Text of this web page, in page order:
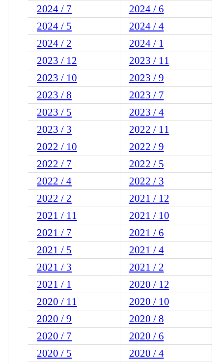
2024 / 7
2024 / 6
2024 / 5
2024 / 4
2024 / 2
2024 / 1
2023 / 12
2023 / 11
2023 / 10
2023 / 9
2023 / 8
2023 / 7
2023 / 5
2023 / 4
2023 / 3
2022 / 11
2022 / 10
2022 / 9
2022 / 7
2022 / 5
2022 / 4
2022 / 3
2022 / 2
2021 / 12
2021 / 11
2021 / 10
2021 / 7
2021 / 6
2021 / 5
2021 / 4
2021 / 3
2021 / 2
2021 / 1
2020 / 12
2020 / 11
2020 / 10
2020 / 9
2020 / 8
2020 / 7
2020 / 6
2020 / 5
2020 / 4